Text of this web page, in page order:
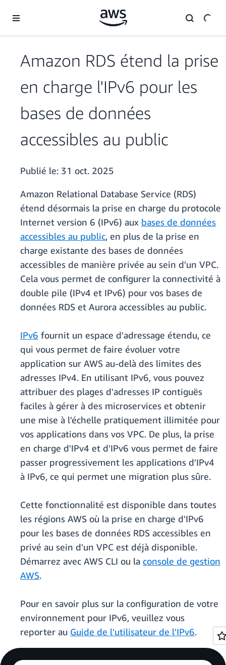
Amazon RDS étend la prise
en charge l'IPv6 pour les
bases de données
accessibles au public
Publié le: 31 oct. 2025
Amazon Relational Database Service (RDS)
étend désormais la prise en charge du protocole
Internet version 6 (IPv6) aux bases de données
accessibles au public, en plus de la prise en
charge existante des bases de données
accessibles de manière privée au sein d'un VPC.
Cela vous permet de configurer la connectivité à
double pile (IPv4 et IPv6) pour vos bases de
données RDS et Aurora accessibles au public.
IPv6 fournit un espace d'adressage étendu, ce
qui vous permet de faire évoluer votre
application sur AWS au-delà des limites des
adresses IPv4. En utilisant IPv6, vous pouvez
attribuer des plages d'adresses IP contiguës
faciles à gérer à des microservices et obtenir
une mise à l'échelle pratiquement illimitée pour
vos applications dans vos VPC. De plus, la prise
en charge d'IPv4 et d'IPv6 vous permet de faire
passer progressivement les applications d'IPv4
à IPv6, ce qui permet une migration plus sûre.
Cette fonctionnalité est disponible dans toutes
les régions AWS où la prise en charge d'IPv6
pour les bases de données RDS accessibles en
privé au sein d'un VPC est déjà disponible.
Démarrez avec AWS CLI ou la console de gestion
AWS.
Pour en savoir plus sur la configuration de votre
environnement pour IPv6, veuillez vous
reporter au Guide de l'utilisateur de l'IPv6.